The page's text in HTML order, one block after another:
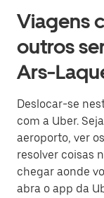
Viagens
outros
Ars-
Deslocar-se
com a Uber.
aeroporto, ver
resolver coisas
chegar aonde
abra o app da